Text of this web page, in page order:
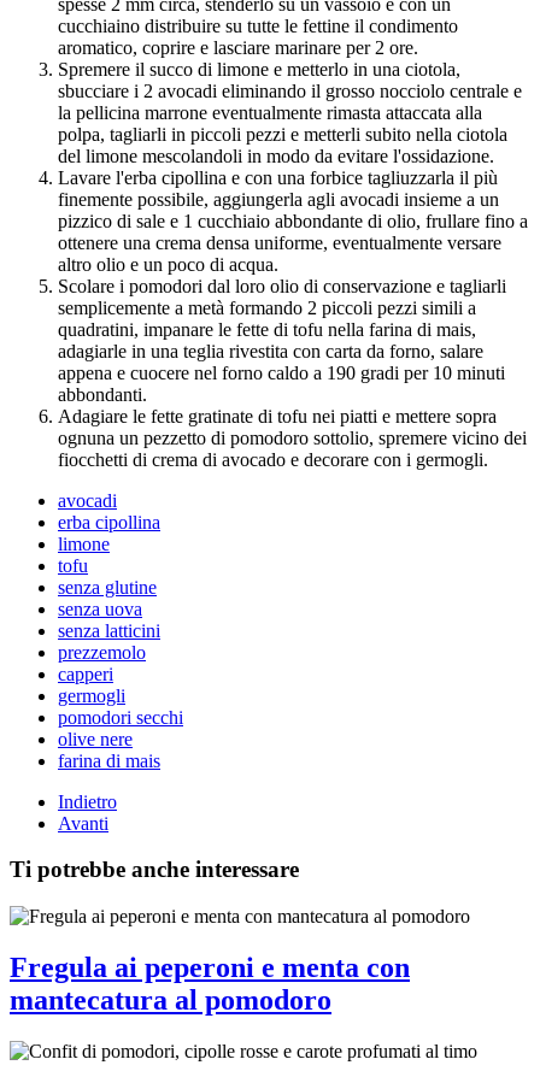
cucchiaino distribuire su tutte le fettine il condimento
aromatico, coprire e lasciare marinare per 2 ore.
Spremere il succo di limone e metterlo in una ciotola,
sbucciare i 2 avocadi eliminando il grosso nocciolo centrale e
la pellicina marrone eventualmente rimasta attaccata alla
polpa, tagliarli in piccoli pezzi e metterli subito nella ciotola
del limone mescolandoli in modo da evitare l'ossidazione.
Lavare l'erba cipollina e con una forbice tagliuzzarla il più
finemente possibile, aggiungerla agli avocadi insieme a un
pizzico di sale e 1 cucchiaio abbondante di olio, frullare fino a
ottenere una crema densa uniforme, eventualmente versare
altro olio e un poco di acqua.
Scolare i pomodori dal loro olio di conservazione e tagliarli
semplicemente a metà formando 2 piccoli pezzi simili a
quadratini, impanare le fette di tofu nella farina di mais,
adagiarle in una teglia rivestita con carta da forno, salare
appena e cuocere nel forno caldo a 190 gradi per 10 minuti
abbondanti.
Adagiare le fette gratinate di tofu nei piatti e mettere sopra
ognuna un pezzetto di pomodoro sottolio, spremere vicino dei
fiocchetti di crema di avocado e decorare con i germogli.
avocadi
erba cipollina
limone
tofu
senza glutine
senza uova
senza latticini
prezzemolo
capperi
germogli
pomodori secchi
olive nere
farina di mais
Indietro
Avanti
Ti potrebbe anche interessare
Fregula ai peperoni e menta con
mantecatura al pomodoro